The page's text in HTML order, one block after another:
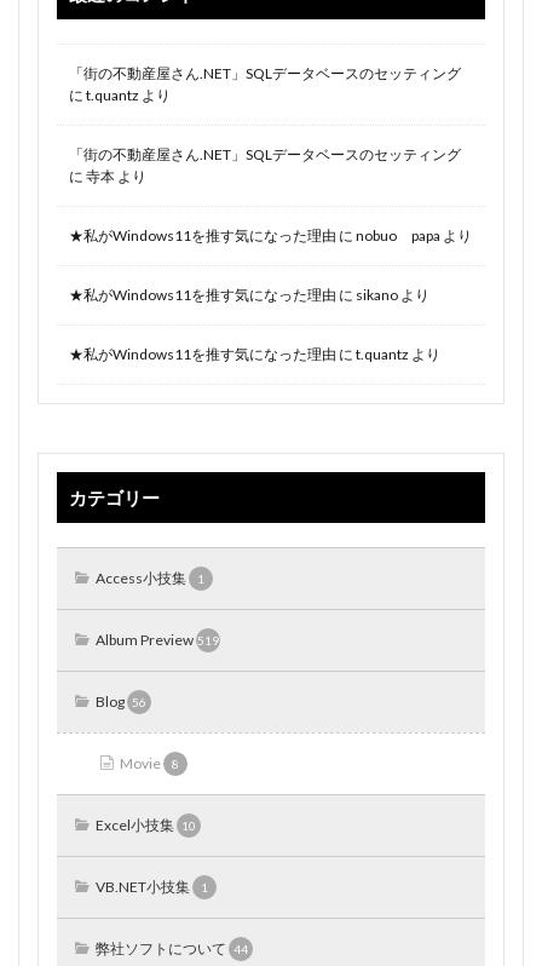
「街の不動産屋さん.NET」SQLデータベースのセッティング
に t.quantz より
「街の不動産屋さん.NET」SQLデータベースのセッティング
に 寺本 より
★私がWindows11を推す気になった理由 に nobuo papa より
★私がWindows11を推す気になった理由 に sikano より
★私がWindows11を推す気になった理由 に t.quantz より
カテゴリー
Access小技集 1
Album Preview 519
Blog 56
Movie 8
Excel小技集 10
VB.NET小技集 1
弊社ソフトについて 44